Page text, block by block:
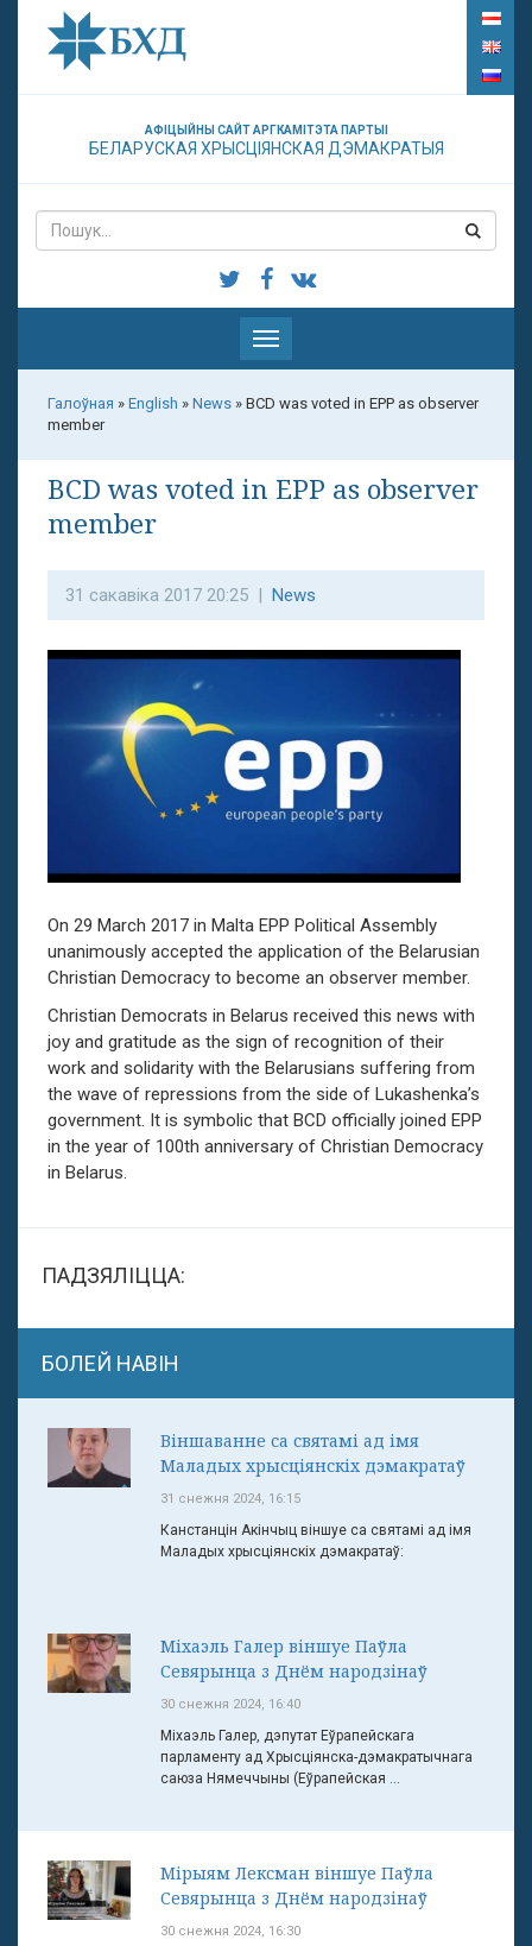
АФІЦЫЙНЫ САЙТ АРГКАМІТЭТА ПАРТЫІ
БЕЛАРУСКАЯ ХРЫСЦІЯНСКАЯ ДЭМАКРАТЫЯ
Паказаць
меню
Галоўная » English » News » BCD was voted in EPP as observer
member
BCD was voted in EPP as observer
member
31 сакавіка 2017 20:25 | News
On 29 March 2017 in Malta EPP Political Assembly
unanimously accepted the application of the Belarusian
Christian Democracy to become an observer member.
Christian Democrats in Belarus received this news with
joy and gratitude as the sign of recognition of their
work and solidarity with the Belarusians suffering from
the wave of repressions from the side of Lukashenka’s
government. It is symbolic that BCD officially joined EPP
in the year of 100th anniversary of Christian Democracy
in Belarus.
ПАДЗЯЛІЦЦА:
БОЛЕЙ НАВІН
Віншаванне са святамі ад імя
Маладых хрысціянскіх дэмакратаў
31 снежня 2024, 16:15
Канстанцін Акінчыц віншуе са святамі ад імя
Маладых хрысціянскіх дэмакратаў:
Міхаэль Галер віншуе Паўла
Севярынца з Днём народзінаў
30 снежня 2024, 16:40
Міхаэль Галер, дэпутат Еўрапейскага
парламенту ад Хрысціянска-дэмакратычнага
саюза Нямеччыны (Еўрапейская ...
Мірыям Лексман віншуе Паўла
Севярынца з Днём народзінаў
30 снежня 2024, 16:30